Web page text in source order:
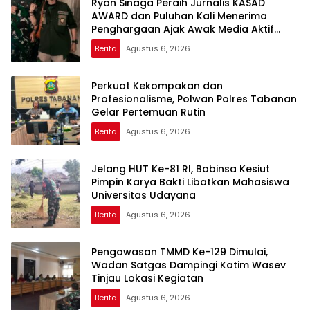
Ryan Sinaga Peraih Jurnalis KASAD
AWARD dan Puluhan Kali Menerima
Penghargaan Ajak Awak Media Aktif
Publikasi Kegiatan TNI
Berita Agustus 6, 2026
Perkuat Kekompakan dan
Profesionalisme, Polwan Polres Tabanan
Gelar Pertemuan Rutin
Berita Agustus 6, 2026
Jelang HUT Ke-81 RI, Babinsa Kesiut
Pimpin Karya Bakti Libatkan Mahasiswa
Universitas Udayana
Berita Agustus 6, 2026
Pengawasan TMMD Ke-129 Dimulai,
Wadan Satgas Dampingi Katim Wasev
Tinjau Lokasi Kegiatan
Berita Agustus 6, 2026